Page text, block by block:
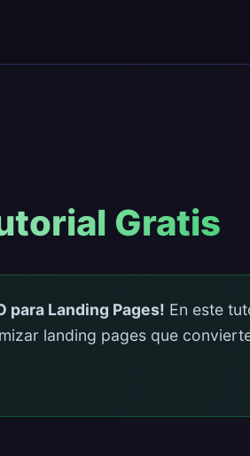
Gratis
para Landing Pages! En este
landing pages que